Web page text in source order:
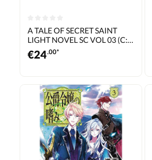
A TALE OF SECRET SAINT
LIGHT NOVEL SC VOL 03 (C:
0-1-1)
€24.00*